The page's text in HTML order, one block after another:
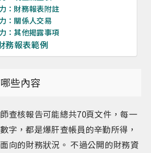
：財務報表附註
：關係人交易
：其他揭露事項
務報表範例
些內容
查核報告可能總共70頁文件，每一
字，都是爆肝查帳員的辛勤所得，
向的財務狀況。 不過公開的財務資